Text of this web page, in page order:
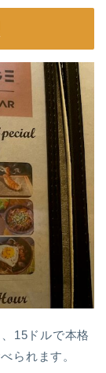
15ドルで本格
られます。